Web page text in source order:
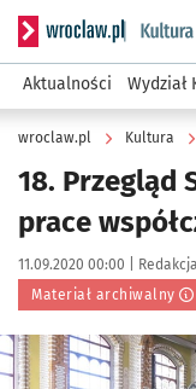
Serwis informacyjny
Aktualności Wydział
wroclaw.pl Kultura
18. Przegląd
prace
Data publikacji:
11.09.2020 00:00 | Autor:
Materiał archiwalny
Kliknij, aby